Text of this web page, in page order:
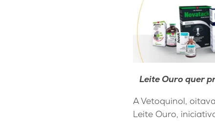
Leite Ouro quer
A Vetoquinol,
Leite Ouro,